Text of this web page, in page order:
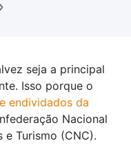
seja a principal
Isso porque o
endividados da
Nacional
e Turismo (CNC).